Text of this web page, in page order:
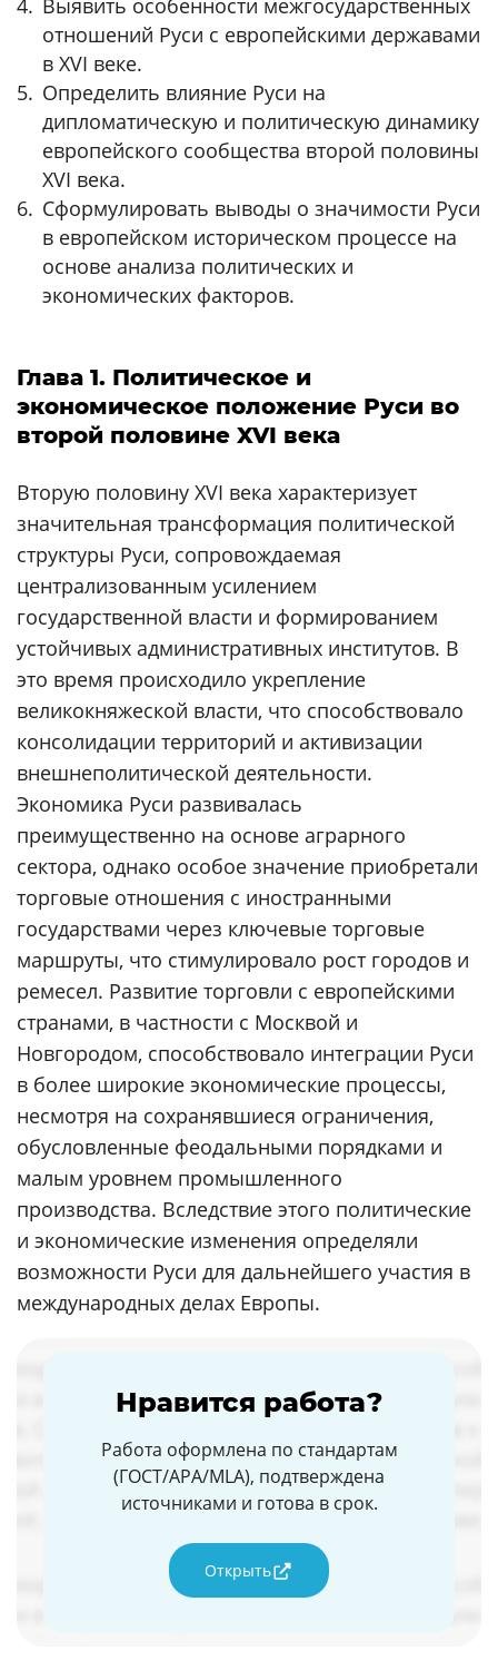
отношений Руси с европейскими державами
в XVI веке.
Определить влияние Руси на
дипломатическую и политическую динамику
европейского сообщества второй половины
XVI века.
Сформулировать выводы о значимости Руси
в европейском историческом процессе на
основе анализа политических и
экономических факторов.
Глава 1. Политическое и
экономическое положение Руси во
второй половине XVI века
Вторую половину XVI века характеризует
значительная трансформация политической
структуры Руси, сопровождаемая
централизованным усилением
государственной власти и формированием
устойчивых административных институтов. В
это время происходило укрепление
великокняжеской власти, что способствовало
консолидации территорий и активизации
внешнеполитической деятельности.
Экономика Руси развивалась
преимущественно на основе аграрного
сектора, однако особое значение приобретали
торговые отношения с иностранными
государствами через ключевые торговые
маршруты, что стимулировало рост городов и
ремесел. Развитие торговли с европейскими
странами, в частности с Москвой и
Новгородом, способствовало интеграции Руси
в более широкие экономические процессы,
несмотря на сохранявшиеся ограничения,
обусловленные феодальными порядками и
малым уровнем промышленного
производства. Вследствие этого политические
и экономические изменения определяли
возможности Руси для дальнейшего участия в
международных делах Европы.
Нравится работа?
Работа оформлена по стандартам
(ГОСТ/APA/MLA), подтверждена
источниками и готова в срок.
Открыть